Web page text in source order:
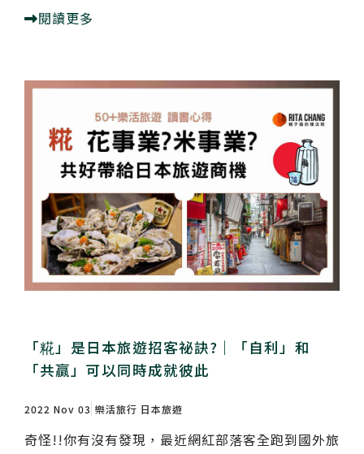
閱讀更多
「糀」是日本旅遊招客祕訣?｜「自利」和
「共贏」可以同時成就彼此
2022 Nov 03 樂活旅行 日本旅遊
奇怪!!你有沒有發現，最近網紅部落客全跑到國外旅